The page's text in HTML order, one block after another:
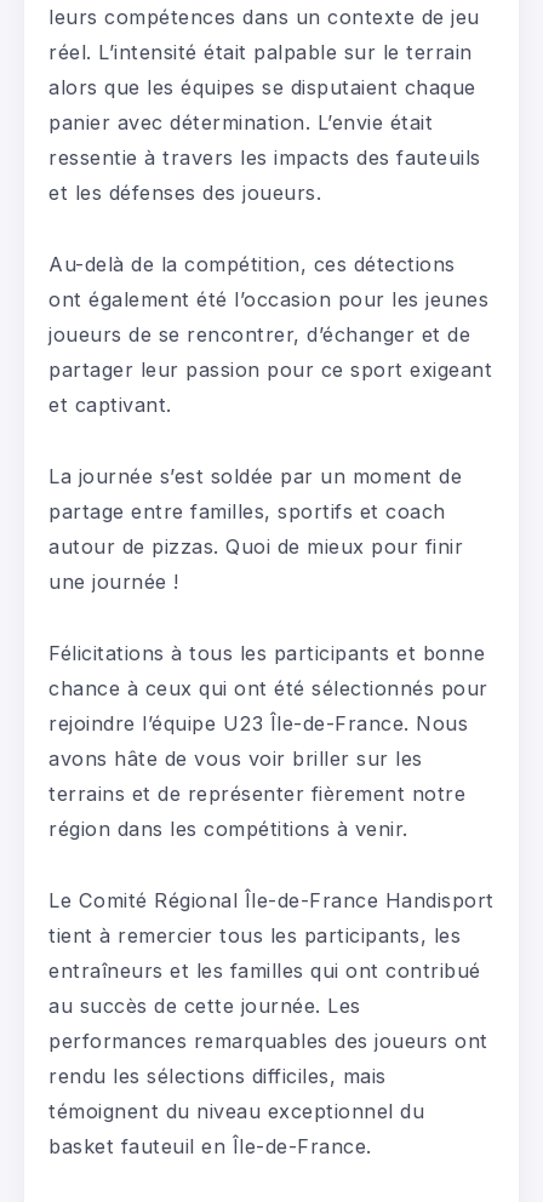
leurs compétences dans un contexte de jeu
réel. L’intensité était palpable sur le terrain
alors que les équipes se disputaient chaque
panier avec détermination. L’envie était
ressentie à travers les impacts des fauteuils
et les défenses des joueurs.
Au-delà de la compétition, ces détections
ont également été l’occasion pour les jeunes
joueurs de se rencontrer, d’échanger et de
partager leur passion pour ce sport exigeant
et captivant.
La journée s’est soldée par un moment de
partage entre familles, sportifs et coach
autour de pizzas. Quoi de mieux pour finir
une journée !
Félicitations à tous les participants et bonne
chance à ceux qui ont été sélectionnés pour
rejoindre l’équipe U23 Île-de-France. Nous
avons hâte de vous voir briller sur les
terrains et de représenter fièrement notre
région dans les compétitions à venir.
Le Comité Régional Île-de-France Handisport
tient à remercier tous les participants, les
entraîneurs et les familles qui ont contribué
au succès de cette journée. Les
performances remarquables des joueurs ont
rendu les sélections difficiles, mais
témoignent du niveau exceptionnel du
basket fauteuil en Île-de-France.